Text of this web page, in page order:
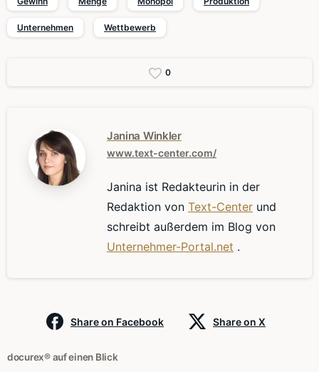
Unternehmen Wettbewerb
0
Janina Winkler
www.text-center.com/
Janina ist Redakteurin in der
Redaktion von Text-Center und
schreibt außerdem im Blog von
Unternehmer-Portal.net .
Share on Facebook Share on X
docurex® auf einen Blick